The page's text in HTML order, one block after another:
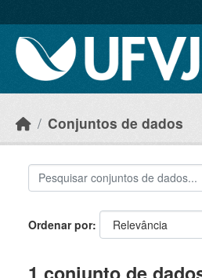
Conjuntos de dados
Ordenar por